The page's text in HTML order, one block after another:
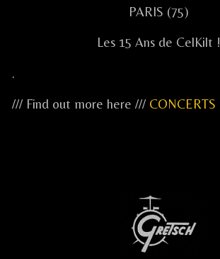
PARIS (75)
Les 15 Ans de CelKilt !
.
/// Find out more here /// CONCERTS